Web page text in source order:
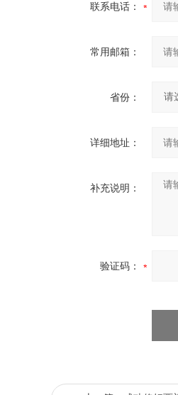
联系电话：
常用邮箱：
省份：
详细地址：
补充说明：
验证码：